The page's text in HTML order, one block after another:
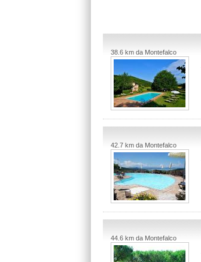
38.6 km da Montefalco
42.7 km da Montefalco
44.6 km da Montefalco